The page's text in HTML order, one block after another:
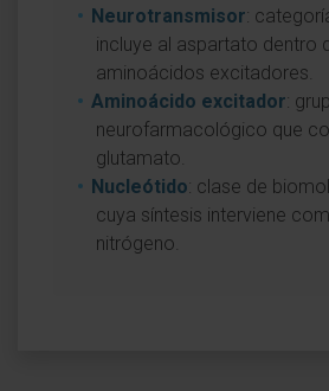
Neurotransmisor:
incluye al aspartato dentro
aminoácidos excitadores.
Aminoácido excitador:
neurofarmacológico que
glutamato.
Nucleótido: clase de
cuya síntesis interviene
nitrógeno.